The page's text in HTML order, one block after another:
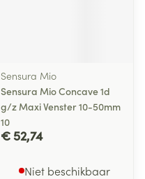
Sensura Mio
Sensura Mio Concave 1d
g/z Maxi Venster 10-50mm
10
€ 52,74
Niet beschikbaar